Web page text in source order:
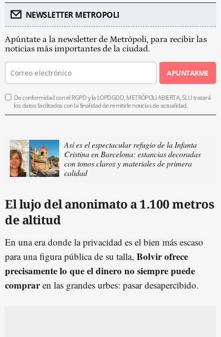
NEWSLETTER METROPOLI
Apúntate a la newsletter de Metrópoli, para recibir las
noticias más importantes de la ciudad.
APUNTARME
De conformidad con el RGPD y la LOPDGDD, METRÓPOLI ABIERTA, SLU tratará
los datos facilitados con la finalidad de remitirle noticias de actualidad.
Así es el espectacular refugio de la Infanta
Cristina en Barcelona: estancias decoradas
con tonos claros y materiales de primera
calidad
El lujo del anonimato a 1.100 metros
de altitud
En una era donde la privacidad es el bien más escaso
para una figura pública de su talla, Bolvir ofrece
precisamente lo que el dinero no siempre puede
compraren las grandes urbes: pasar desapercibido.